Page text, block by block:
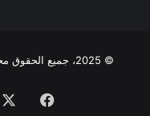
© 2025، جميع الحقوق محفوظة لدى بشبابها |
فيسبوك